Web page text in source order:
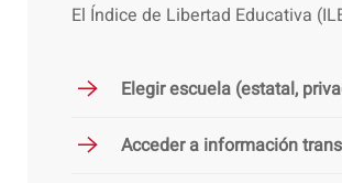
El Índice de Libertad Educativa
Elegir escuela (estatal,
Acceder a información